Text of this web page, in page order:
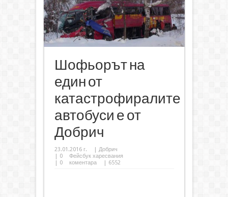
Шофьорът на
един от
катастрофиралите
автобуси е от
Добрич
23.01.2016 г. | Добрич
| 0
Фейсбук харесвания
| 0 коментара | 6552